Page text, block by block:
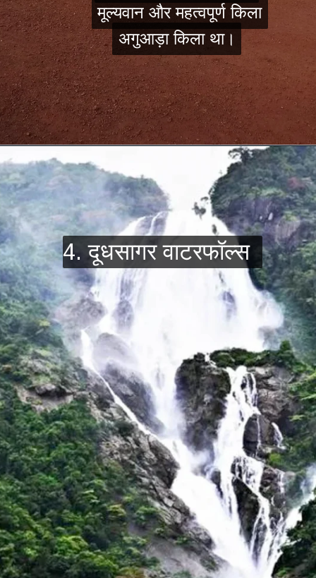
मूल्यवान और महत्वपूर्ण किला
अगुआड़ा किला था।
मूल्यवान और महत्वपूर्ण किला
अगुआड़ा किला था।
4. दूधसागर वाटरफॉल्स
4. दूधसागर वाटरफॉल्स